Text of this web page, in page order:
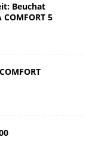
Beuchat
5